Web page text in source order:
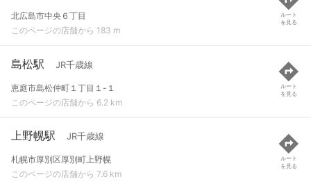
北広島市中央６丁目
このページの店舗から 183 m
ルート
を見る
島松駅 JR千歳線
恵庭市島松仲町１丁目１-１
このページの店舗から 6.2 km
ルート
を見る
上野幌駅 JR千歳線
札幌市厚別区厚別町上野幌
このページの店舗から 7.6 km
ルート
を見る